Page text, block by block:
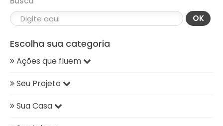
OK
Escolha sua categoria
Ações que fluem
Seu Projeto
Sua Casa